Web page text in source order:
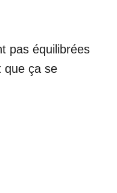
pas équilibrées
que ça se